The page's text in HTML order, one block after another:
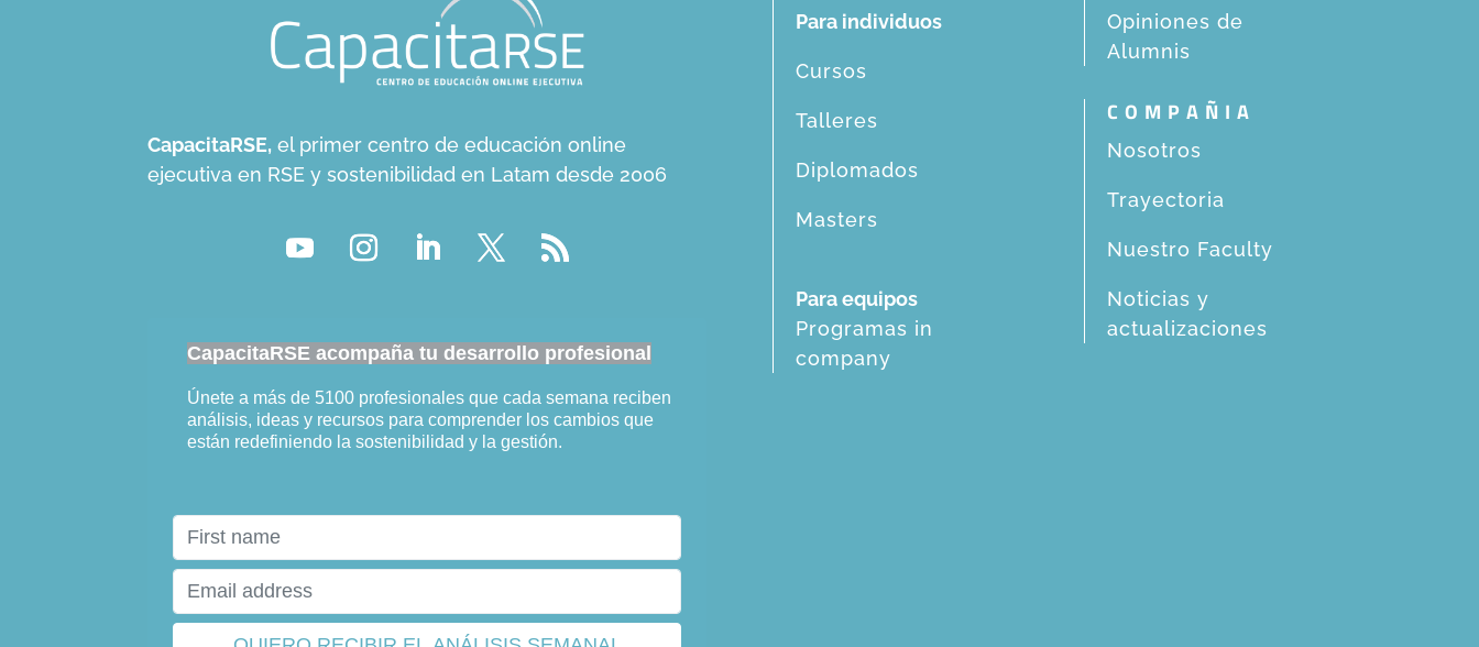
CapacitaRSE, el primer centro de educación online
ejecutiva en RSE y sostenibilidad en Latam desde 2006
CapacitaRSE acompaña tu desarrollo profesional
Únete a más de 5100 profesionales que cada semana reciben
análisis, ideas y recursos para comprender los cambios que
están redefiniendo la sostenibilidad y la gestión.
Para individuos
Cursos
Talleres
Diplomados
Masters
Para equipos
Programas in
company
Opiniones de
Alumnis
COMPAÑIA
Nosotros
Trayectoria
Nuestro Faculty
Noticias y
actualizaciones